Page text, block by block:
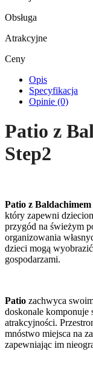
Obsługa
Atrakcyjne
Ceny
Opis
Specyfikacja
Opinie (0)
Patio z
Step2
Patio z
który zapewni
przygód na świeżym
organizowania
dzieci mogą
gospodarzami.
Patio zachwyca
doskonale komponuje
atrakcyjności.
mnóstwo miejsca na
zapewniając im